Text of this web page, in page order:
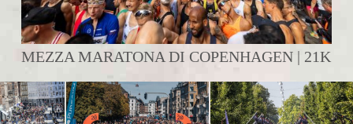
MEZZA MARATONA DI COPENHAGEN | 21K